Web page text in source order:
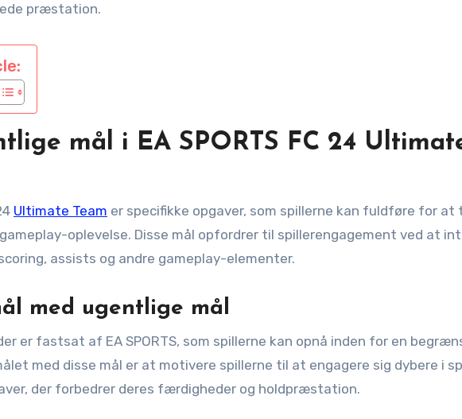
præstation.
mål i EA SPORTS FC 24
Ultimate Team er specifikke opgaver, som spillerne kan fuldføre for at
oplevelse. Disse mål opfordrer til spillerengagement ved at
assists og andre gameplay-elementer.
med ugentlige mål
er fastsat af EA SPORTS, som spillerne kan opnå inden for en
med disse mål er at motivere spillerne til at engagere sig dybere i
der forbedrer deres færdigheder og holdpræstation.